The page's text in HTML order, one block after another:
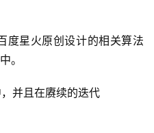
。
并且在赓续的迭代